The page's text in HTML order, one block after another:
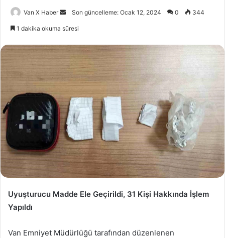
Van X Haber
Bir
göndermek
Son güncelleme: Ocak 12, 2024 0 344
1 dakika okuma süresi
Uyuşturucu Madde Ele Geçirildi, 31 Kişi Hakkında İşlem
Yapıldı
Van Emniyet Müdürlüğü tarafından düzenlenen